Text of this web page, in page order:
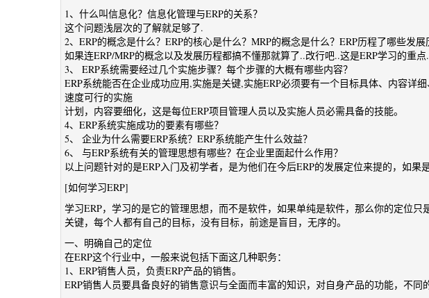
1、什么叫信息化？信息化管理与ERP的关系？
这个问题浅层次的了解就足够了.
2、ERP的概念是什么？ERP的核心是什么？MRP的概念是什么？ERP历程了哪些发展
如果连ERP/MRP的概念以及发展历程都搞不懂那就算了..改行吧..这是ERP学习的重点.
3、 ERP系统需要经过几个实施步骤？每个步骤的大概有哪些内容？
ERP系统能否在企业成功应用,实施是关键,实施ERP必须要有一个目标具体、内容详
速度可行的实施
计划，内容要细化，这是每位ERP项目管理人员以及实施人员必需具备的技能。
4、ERP系统实施成功的要素有哪些？
5、 企业为什么需要ERP系统？ERP系统能产生什么效益？
6、 与ERP系统有关的管理思想有哪些？在企业里面起什么作用？
以上问题针对的是ERP入门及初学者，是为他们在今后ERP的发展定位来提的，如果
[如何学习ERP]
学习ERP，学习的是它的管理思想，而不是软件，如果单纯是软件，那么你的定位只
关键，每个人都有自己的目标，没有目标，前途是盲目，无序的。
一、明确自己的定位
在ERP这个行业中，一般来说包括下面这几种职务：
1、ERP销售人员，负责ERP产品的销售。
ERP销售人员要具备良好的销售意识与全面而丰富的知识，对自身产品的功能，不同